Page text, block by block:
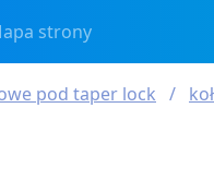
strony
pod taper lock